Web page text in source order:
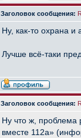
Заголовок сообщения:
Ну, как-то охрана и
Лучше всё-таки
Заголовок сообщения:
Ну что ж, проблема
вместе 112а»